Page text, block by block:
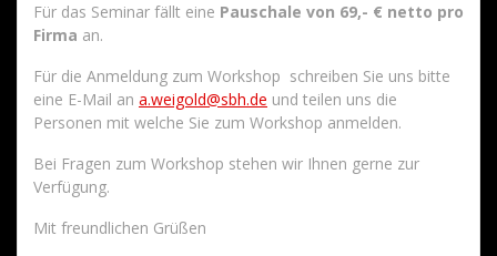
Für das Seminar fällt eine Pauschale von 69,- € netto pro
Firma an.
Für die Anmeldung zum Workshop schreiben Sie uns bitte
eine E-Mail an a.weigold@sbh.de und teilen uns die
Personen mit welche Sie zum Workshop anmelden.
Bei Fragen zum Workshop stehen wir Ihnen gerne zur
Verfügung.
Mit freundlichen Grüßen